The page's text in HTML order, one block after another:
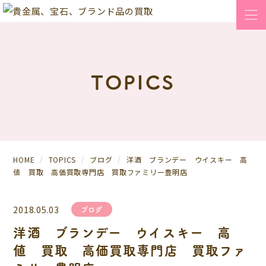
TOPICS
HOME TOPICS ブログ
洋酒 ブランデー ウイスキー 高
値 買取 高価買取専門店 買取ファミリー豊明店
2018.05.03 ブログ
洋酒 ブランデー ウイスキー 高
値 買取 高価買取専門店 買取ファ